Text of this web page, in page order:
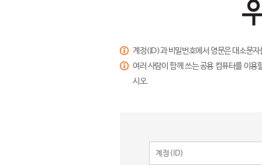
계정(ID)과 비밀번호에서 영문은 대소문
여러 사람이 함께 쓰는 공용 컴퓨터를 이
시오.